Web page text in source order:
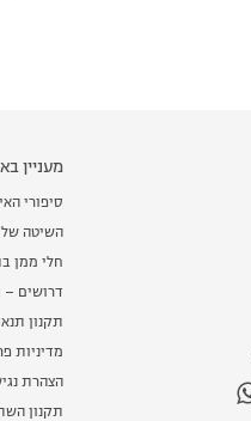
מעניין
סיפורי
השיטה של
חלי ממן
דרושים –
תקנון
מדיניות
הצהרת
תקנון